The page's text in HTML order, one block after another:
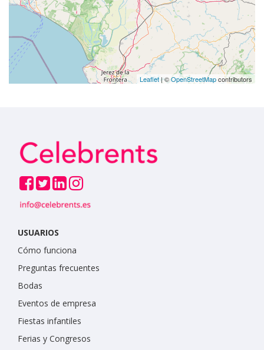
Leaflet| ©OpenStreetMapcontributors
USUARIOS
Cómo funciona
Preguntas frecuentes
Bodas
Eventos de empresa
Fiestas infantiles
Ferias y Congresos